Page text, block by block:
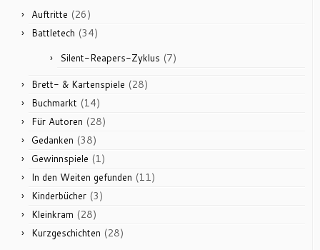
Auftritte (26)
Battletech (34)
Silent-Reapers-Zyklus (7)
Brett- & Kartenspiele (28)
Buchmarkt (14)
Für Autoren (28)
Gedanken (38)
Gewinnspiele (1)
In den Weiten gefunden (11)
Kinderbücher (3)
Kleinkram (28)
Kurzgeschichten (28)